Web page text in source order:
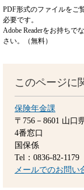
PDF形式のファイルをご
必要です。
Adobe Readerをお持ち
さい。（無料）
このページに
保険年金課
〒756－8601 山口
4番窓口
国保係
Tel：0836-82-1179
メールでのお問い